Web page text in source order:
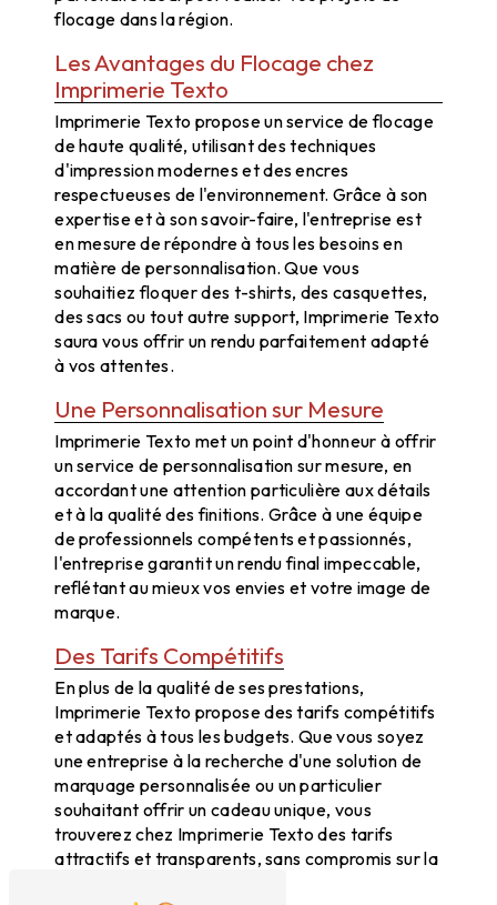
flocage dans la région.
Les Avantages du Flocage chez
Imprimerie Texto
Imprimerie Texto propose un service de flocage
de haute qualité, utilisant des techniques
d'impression modernes et des encres
respectueuses de l'environnement. Grâce à son
expertise et à son savoir-faire, l'entreprise est
en mesure de répondre à tous les besoins en
matière de personnalisation. Que vous
souhaitiez floquer des t-shirts, des casquettes,
des sacs ou tout autre support, Imprimerie Texto
saura vous offrir un rendu parfaitement adapté
à vos attentes.
Une Personnalisation sur Mesure
Imprimerie Texto met un point d'honneur à offrir
un service de personnalisation sur mesure, en
accordant une attention particulière aux détails
et à la qualité des finitions. Grâce à une équipe
de professionnels compétents et passionnés,
l'entreprise garantit un rendu final impeccable,
reflétant au mieux vos envies et votre image de
marque.
Des Tarifs Compétitifs
En plus de la qualité de ses prestations,
Imprimerie Texto propose des tarifs compétitifs
et adaptés à tous les budgets. Que vous soyez
une entreprise à la recherche d'une solution de
marquage personnalisée ou un particulier
souhaitant offrir un cadeau unique, vous
trouverez chez Imprimerie Texto des tarifs
attractifs et transparents, sans compromis sur la